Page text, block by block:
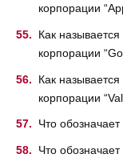
корпорации
Как
корпорации
Как
корпорации
Что
Что